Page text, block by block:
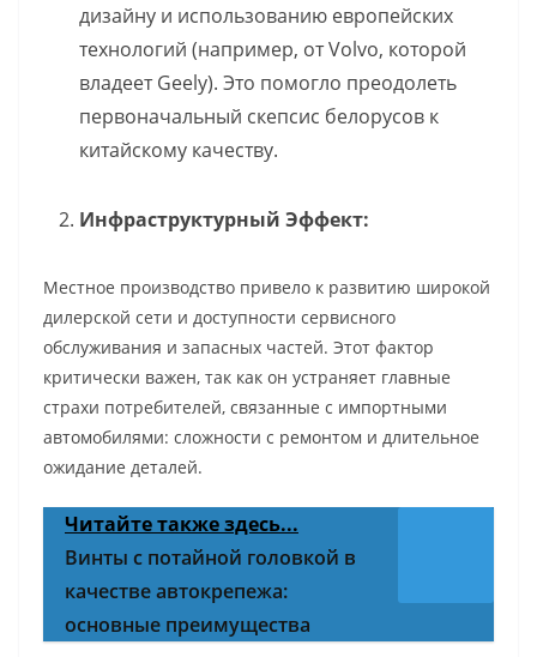
дизайну и использованию европейских
технологий (например, от Volvo, которой
владеет Geely). Это помогло преодолеть
первоначальный скепсис белорусов к
китайскому качеству.
Инфраструктурный Эффект:
Местное производство привело к развитию широкой
дилерской сети и доступности сервисного
обслуживания и запасных частей. Этот фактор
критически важен, так как он устраняет главные
страхи потребителей, связанные с импортными
автомобилями: сложности с ремонтом и длительное
ожидание деталей.
Читайте также здесь...
Винты с потайной головкой в
качестве автокрепежа:
основные преимущества